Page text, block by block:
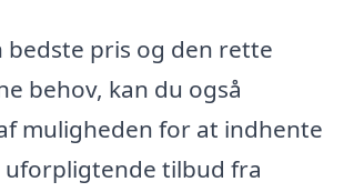
bedste pris og den rette
behov, kan du også
muligheden for at indhente
tilbud fra